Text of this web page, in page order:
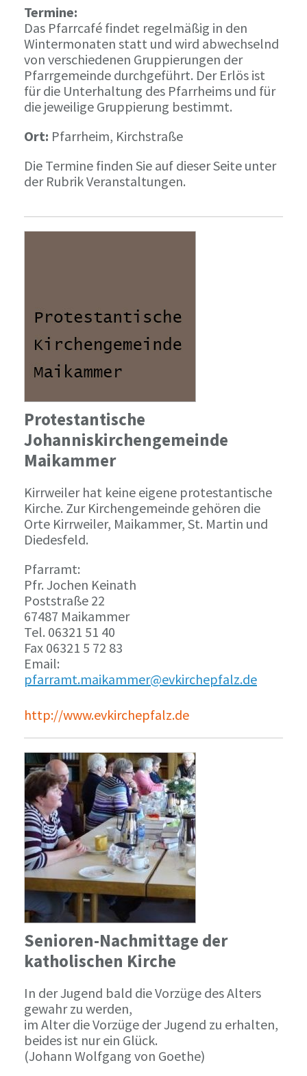
Termine:
Das Pfarrcafé findet regelmäßig in den
Wintermonaten statt und wird abwechselnd
von verschiedenen Gruppierungen der
Pfarrgemeinde durchgeführt. Der Erlös ist
für die Unterhaltung des Pfarrheims und für
die jeweilige Gruppierung bestimmt.
Ort: Pfarrheim, Kirchstraße
Die Termine finden Sie auf dieser Seite unter
der Rubrik Veranstaltungen.
Protestantische
Johanniskirchengemeinde
Maikammer
Kirrweiler hat keine eigene protestantische
Kirche. Zur Kirchengemeinde gehören die
Orte Kirrweiler, Maikammer, St. Martin und
Diedesfeld.
Pfarramt:
Pfr. Jochen Keinath
Poststraße 22
67487 Maikammer
Tel. 06321 51 40
Fax 06321 5 72 83
Email:
pfarramt.maikammer@evkirchepfalz.de
http://www.evkirchepfalz.de
Senioren-Nachmittage der
katholischen Kirche
In der Jugend bald die Vorzüge des Alters
gewahr zu werden,
im Alter die Vorzüge der Jugend zu erhalten,
beides ist nur ein Glück.
(Johann Wolfgang von Goethe)